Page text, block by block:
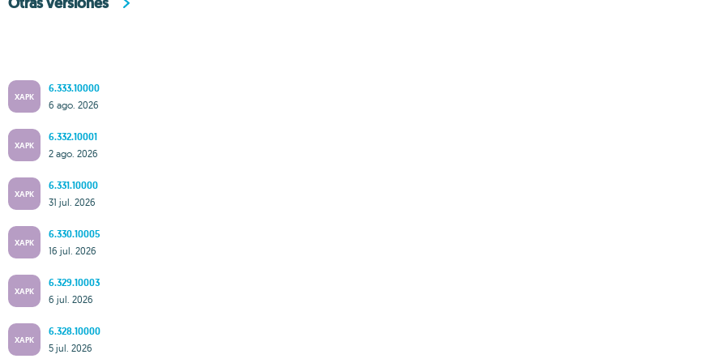
XAPK
6.333.10000
6 ago. 2026
XAPK
6.332.10001
2 ago. 2026
XAPK
6.331.10000
31 jul. 2026
XAPK
6.330.10005
16 jul. 2026
XAPK
6.329.10003
6 jul. 2026
XAPK
6.328.10000
5 jul. 2026